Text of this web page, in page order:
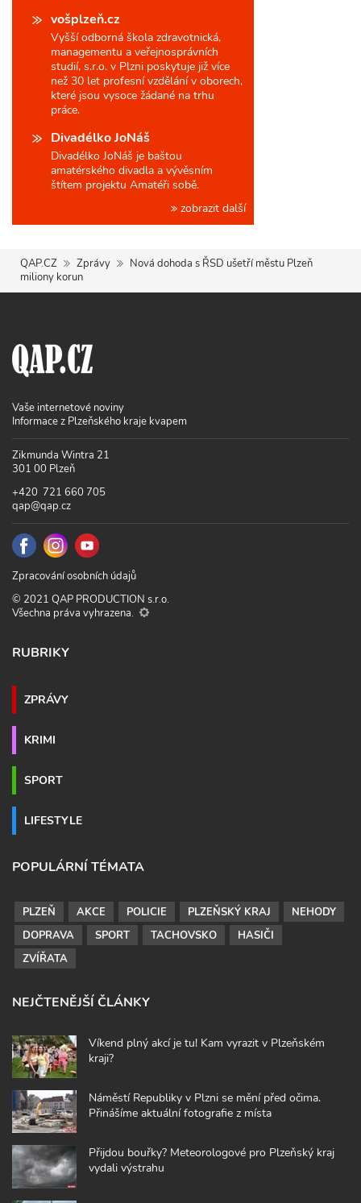
vošplzeň.cz
Vyšší odborná škola zdravotnická,
managementu a veřejnosprávních
studií, s.r.o. v Plzni poskytuje již více
než 30 let profesní vzdělání v oborech,
které jsou vysoce žádané na trhu
práce.
Divadélko JoNáš
Divadélko JoNáš je baštou
amatérského divadla a vývěsním
štítem projektu Amatéři sobě.
zobrazit další
QAP.CZ Zprávy
Nová dohoda s ŘSD ušetří městu Plzeň
miliony korun
Vaše internetové noviny
Informace z Plzeňského kraje kvapem
Zikmunda Wintra 21
301 00 Plzeň
+420 721 660 705
qap@qap.cz
Zpracování osobních údajů
© 2021 QAP PRODUCTION s.r.o.
Všechna práva vyhrazena.
RUBRIKY
ZPRÁVY
KRIMI
SPORT
LIFESTYLE
POPULÁRNÍ TÉMATA
PLZEŇ AKCE POLICIE PLZEŇSKÝ KRAJ
NEHODY
DOPRAVA
SPORT TACHOVSKO
HASIČI
ZVÍŘATA
NEJČTENĚJŠÍ ČLÁNKY
Víkend plný akcí je tu! Kam vyrazit v Plzeňském
kraji?
Náměstí Republiky v Plzni se mění před očima.
Přinášíme aktuální fotografie z místa
Přijdou bouřky? Meteorologové pro Plzeňský kraj
vydali výstrahu